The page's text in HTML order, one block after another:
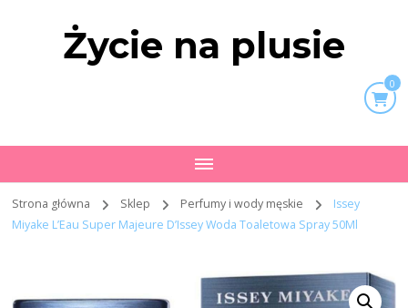
Życie na plusie
0
Strona główna Sklep Perfumy i wody męskie
Issey
Miyake L’Eau Super Majeure D’Issey Woda Toaletowa Spray 50Ml